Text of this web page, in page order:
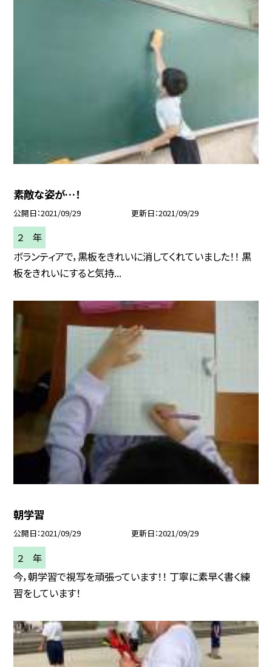
素敵な姿が…！
公開日 2021/09/29 更新日 2021/09/29
２ 年
ボランティアで，黒板をきれいに消してくれていました！！ 黒
板をきれいにすると気持...
朝学習
公開日 2021/09/29 更新日 2021/09/29
２ 年
今，朝学習で視写を頑張っています！！ 丁寧に素早く書く練
習をしています！